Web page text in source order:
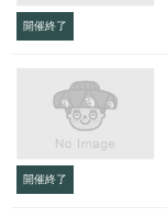
開催終了
開催終了